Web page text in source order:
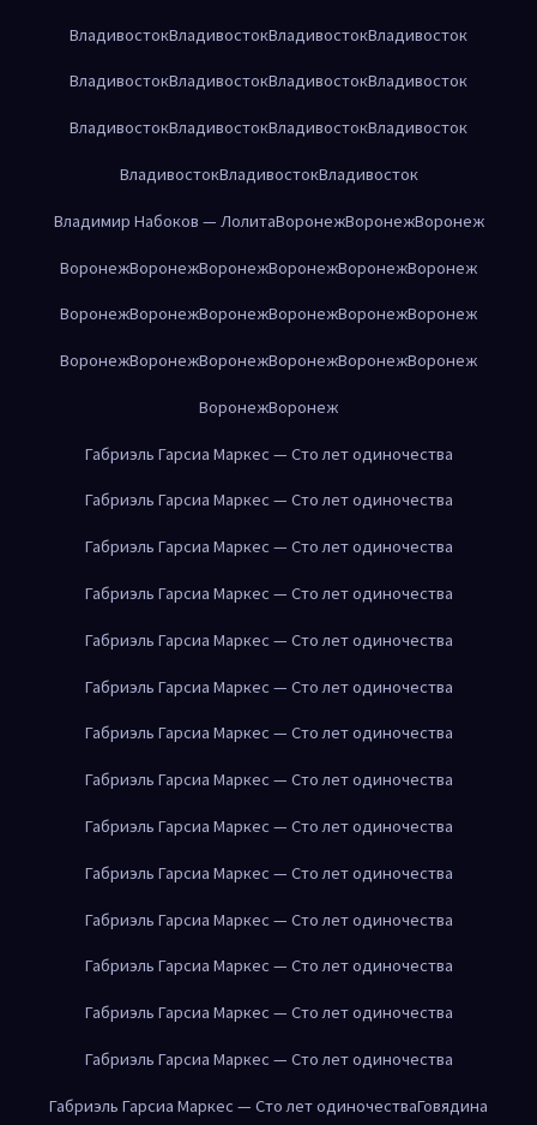
ВладивостокВладивостокВладивостокВладивосток
ВладивостокВладивостокВладивостокВладивосток
ВладивостокВладивостокВладивостокВладивосток
ВладивостокВладивостокВладивосток
Владимир Набоков — ЛолитаВоронежВоронежВоронеж
ВоронежВоронежВоронежВоронежВоронежВоронеж
ВоронежВоронежВоронежВоронежВоронежВоронеж
ВоронежВоронежВоронежВоронежВоронежВоронеж
ВоронежВоронеж
Габриэль Гарсиа Маркес — Сто лет одиночества
Габриэль Гарсиа Маркес — Сто лет одиночества
Габриэль Гарсиа Маркес — Сто лет одиночества
Габриэль Гарсиа Маркес — Сто лет одиночества
Габриэль Гарсиа Маркес — Сто лет одиночества
Габриэль Гарсиа Маркес — Сто лет одиночества
Габриэль Гарсиа Маркес — Сто лет одиночества
Габриэль Гарсиа Маркес — Сто лет одиночества
Габриэль Гарсиа Маркес — Сто лет одиночества
Габриэль Гарсиа Маркес — Сто лет одиночества
Габриэль Гарсиа Маркес — Сто лет одиночества
Габриэль Гарсиа Маркес — Сто лет одиночества
Габриэль Гарсиа Маркес — Сто лет одиночества
Габриэль Гарсиа Маркес — Сто лет одиночества
Габриэль Гарсиа Маркес — Сто лет одиночестваГовядина